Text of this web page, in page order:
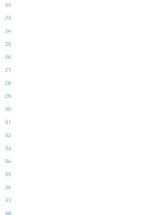
22
23
24
25
26
27
28
29
30
31
32
33
34
35
36
37
38